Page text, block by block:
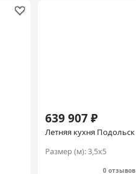
639 907 ₽
Летняя кухня Подольск
Размер (м):3,5х5
0 отзывов